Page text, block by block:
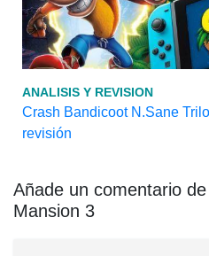
ANALISIS Y REVISION
Crash Bandicoot N.Sane
revisión
Añade un comentario
Mansion 3